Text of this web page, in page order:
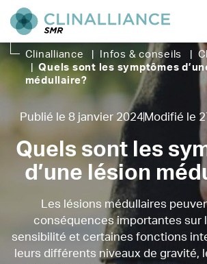
Clinalliance Infos & conseils
Quels sont les symptômes
médullaire?
Publié le 8 janvier 2024 Modifié le
Quels sont les
d’une lésion
Les lésions médullaires
conséquences importantes sur
sensibilité et certaines fonctions
leurs différents niveaux de gravité,